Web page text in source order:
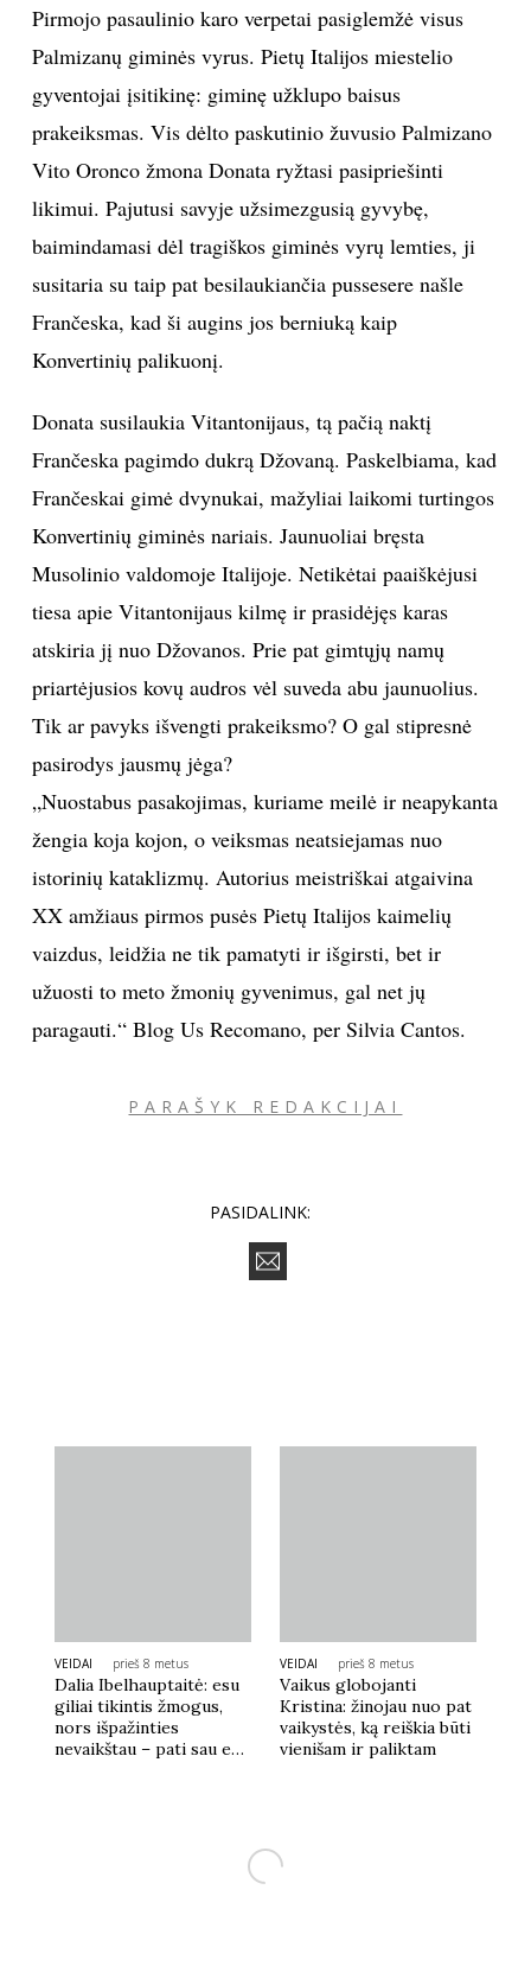
FOTOGRAFIJA
ORAI
ĮDOMYBĖS
ISTORIJA
INTERJERAS
VIRTUVĖ
RECEPTAI
VAIKAI
NELAIMĖS
KONTAKTAI
PRIVATUMO POLITIKA
Sekite mus:
Pirmojo pasaulinio karo verpetai pasiglemžė visus
Palmizanų giminės vyrus. Pietų Italijos miestelio
gyventojai įsitikinę: giminę užklupo baisus
prakeiksmas. Vis dėlto paskutinio žuvusio Palmizano
Vito Oronco žmona Donata ryžtasi pasipriešinti
likimui. Pajutusi savyje užsimezgusią gyvybę,
baimindamasi dėl tragiškos giminės vyrų lemties, ji
susitaria su taip pat besilaukiančia pussesere našle
Frančeska, kad ši augins jos berniuką kaip
Konvertinių palikuonį.
Donata susilaukia Vitantonijaus, tą pačią naktį
Frančeska pagimdo dukrą Džovaną. Paskelbiama, kad
Frančeskai gimė dvynukai, mažyliai laikomi turtingos
Konvertinių giminės nariais. Jaunuoliai bręsta
Musolinio valdomoje Italijoje. Netikėtai paaiškėjusi
tiesa apie Vitantonijaus kilmę ir prasidėjęs karas
atskiria jį nuo Džovanos. Prie pat gimtųjų namų
priartėjusios kovų audros vėl suveda abu jaunuolius.
Tik ar pavyks išvengti prakeiksmo? O gal stipresnė
pasirodys jausmų jėga?
„Nuostabus pasakojimas, kuriame meilė ir neapykanta
žengia koja kojon, o veiksmas neatsiejamas nuo
istorinių kataklizmų. Autorius meistriškai atgaivina
XX amžiaus pirmos pusės Pietų Italijos kaimelių
vaizdus, leidžia ne tik pamatyti ir išgirsti, bet ir
užuosti to meto žmonių gyvenimus, gal net jų
paragauti.“ Blog Us Recomano, per Silvia Cantos.
PARAŠYK REDAKCIJAI
PASIDALINK:
VEIDAI prieš 8 metus
Dalia Ibelhauptaitė: esu
giliai tikintis žmogus,
nors išpažinties
nevaikštau – pati sau esu
VEIDAI prieš 8 metus
Vaikus globojanti
Kristina: žinojau nuo pat
vaikystės, ką reiškia būti
vienišam ir paliktam